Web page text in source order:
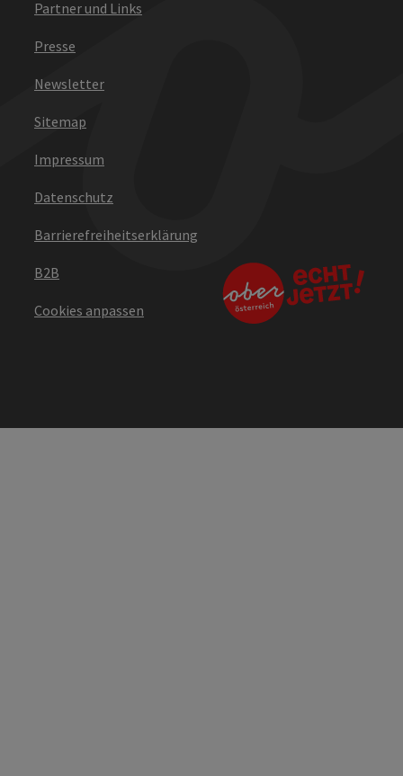
Partner und Links
Presse
Newsletter
Sitemap
Impressum
Datenschutz
Barrierefreiheitserklärung
B2B
Cookies anpassen